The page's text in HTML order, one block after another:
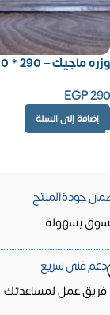
وزره ماجيك – 290 * 10 سم
EGP290
إضافة إلى السلة
جودة المنتج
بسهولة
دعم فنى سريع
فريق عمل لمساعدتك